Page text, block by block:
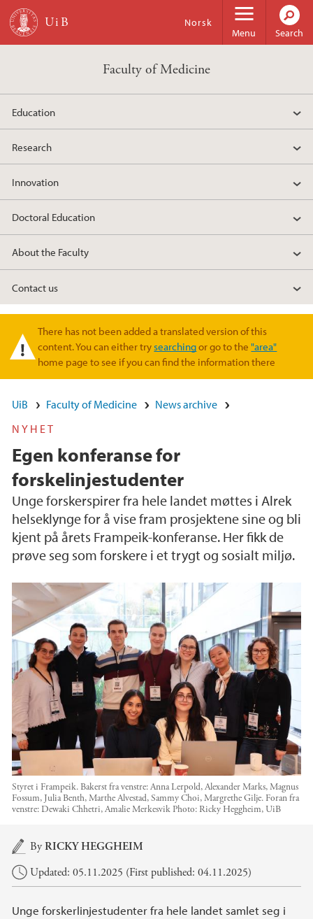
Skip to main content
Menu
Norsk
Search
Faculty of Medicine
Education
Research
Innovation
Doctoral Education
About the Faculty
Contact us
Warning message
There has not been added a translated version of this
content. You can either trysearchingor go to the"area"
home page to see if you can find the information there
UiB Faculty of Medicine
News archive
NYHET
Egen konferanse for
forskelinjestudenter
Unge forskerspirer fra hele landet møttes i Alrek
helseklynge for å vise fram prosjektene sine og bli
kjent på årets Frampeik-konferanse. Her fikk de
prøve seg som forskere i et trygt og sosialt miljø.
Styret i Frampeik. Bakerst fra venstre: Anna Lerpold, Alexander Marks, Magnus
Fossum, Julia Benth, Marthe Alvestad, Sammy Choi, Margrethe Gilje. Foran fra
venstre: Dewaki Chhetri, Amalie Merkesvik Photo: Ricky Heggheim, UiB
Main content
ByRICKY HEGGHEIM
Updated: 05.11.2025 (First published: 04.11.2025)
Unge forskerlinjestudenter fra hele landet samlet seg i